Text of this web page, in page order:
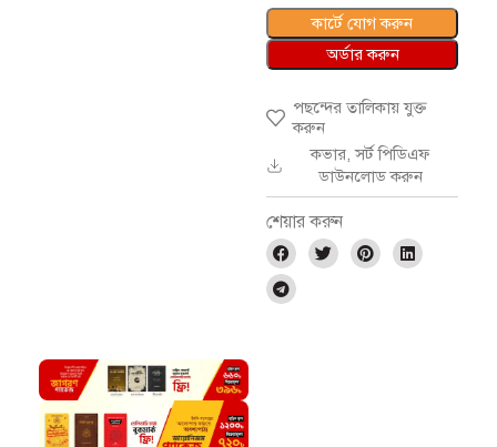
কার্টে যোগ করুন
অর্ডার করুন
পছন্দের তালিকায় যুক্ত
করুন
কভার, সর্ট পিডিএফ
ডাউনলোড করুন
শেয়ার করুন